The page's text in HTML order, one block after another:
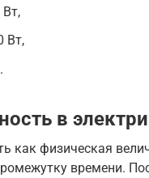
Вт,
в
как физическая
времени.